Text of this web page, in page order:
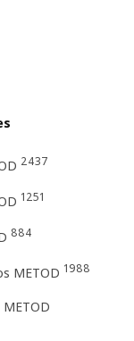
2437
1251
884
METOD 1988